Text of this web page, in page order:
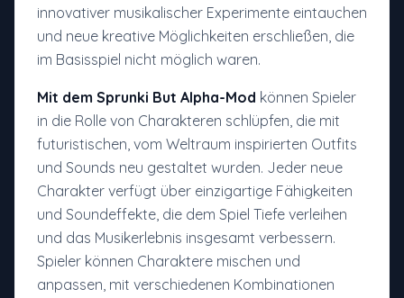
innovativer musikalischer Experimente eintauchen
und neue kreative Möglichkeiten erschließen, die
im Basisspiel nicht möglich waren.
Mit dem Sprunki But Alpha-Mod können Spieler
in die Rolle von Charakteren schlüpfen, die mit
futuristischen, vom Weltraum inspirierten Outfits
und Sounds neu gestaltet wurden. Jeder neue
Charakter verfügt über einzigartige Fähigkeiten
und Soundeffekte, die dem Spiel Tiefe verleihen
und das Musikerlebnis insgesamt verbessern.
Spieler können Charaktere mischen und
anpassen, mit verschiedenen Kombinationen